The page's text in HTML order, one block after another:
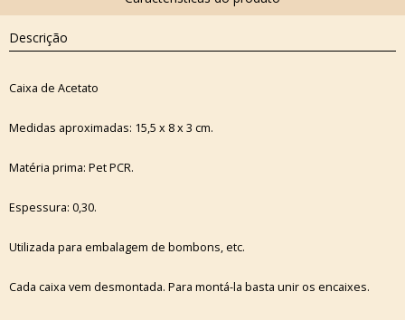
Descrição
Caixa de Acetato
Medidas aproximadas: 15,5 x 8 x 3 cm.
Matéria prima: Pet PCR.
Espessura: 0,30.
Utilizada para embalagem de bombons, etc.
Cada caixa vem desmontada. Para montá-la basta unir os encaixes.